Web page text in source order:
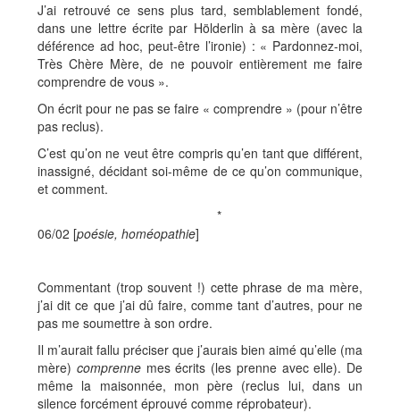
J’ai retrouvé ce sens plus tard, semblablement fondé,
dans une lettre écrite par Hölderlin à sa mère (avec la
déférence ad hoc, peut-être l’ironie) : « Pardonnez-moi,
Très Chère Mère, de ne pouvoir entièrement me faire
comprendre de vous ».
On écrit pour ne pas se faire « comprendre » (pour n’être
pas reclus).
C’est qu’on ne veut être compris qu’en tant que différent,
inassigné, décidant soi-même de ce qu’on communique,
et comment.
*
06/02 [poésie, homéopathie]
Commentant (trop souvent !) cette phrase de ma mère,
j’ai dit ce que j’ai dû faire, comme tant d’autres, pour ne
pas me soumettre à son ordre.
Il m’aurait fallu préciser que j’aurais bien aimé qu’elle (ma
mère) comprenne mes écrits (les prenne avec elle). De
même la maisonnée, mon père (reclus lui, dans un
silence forcément éprouvé comme réprobateur).